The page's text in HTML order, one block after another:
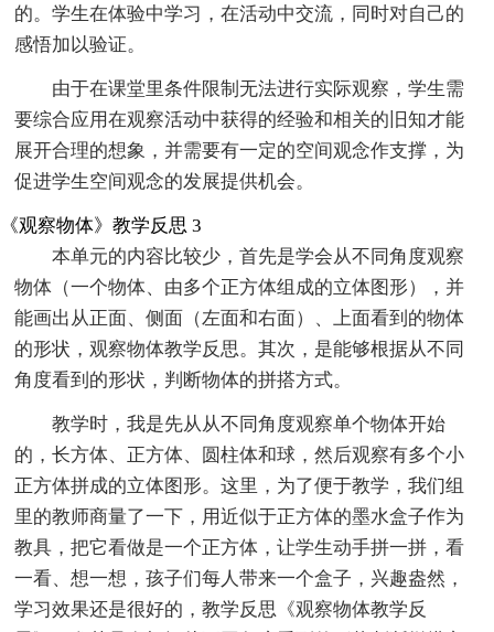
的。学生在体验中学习，在活动中交流，同时对自己的
感悟加以验证。
由于在课堂里条件限制无法进行实际观察，学生需
要综合应用在观察活动中获得的经验和相关的旧知才能
展开合理的想象，并需要有一定的空间观念作支撑，为
促进学生空间观念的发展提供机会。
《观察物体》教学反思 3
本单元的内容比较少，首先是学会从不同角度观察
物体（一个物体、由多个正方体组成的立体图形），并
能画出从正面、侧面（左面和右面）、上面看到的物体
的形状，观察物体教学反思。其次，是能够根据从不同
角度看到的形状，判断物体的拼搭方式。
教学时，我是先从从不同角度观察单个物体开始
的，长方体、正方体、圆柱体和球，然后观察有多个小
正方体拼成的立体图形。这里，为了便于教学，我们组
里的教师商量了一下，用近似于正方体的墨水盒子作为
教具，把它看做是一个正方体，让学生动手拼一拼，看
一看、想一想，孩子们每人带来一个盒子，兴趣盎然，
学习效果还是很好的，教学反思《观察物体教学反